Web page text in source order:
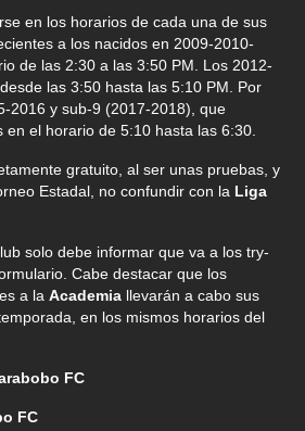
en los horarios de cada una de sus
a los nacidos en 2009-2010-
de las 2:30 a las 3:50 PM. Los 2012-
las 3:50 hasta las 5:10 PM. Por
2016 y sub-9 (2017-2018), que
en el horario de 5:10 hasta las 6:30.
gratuito, al ser unas pruebas, y
Estadal, no confundir con la Liga
solo debe informar que va a los try-
Cabe destacar que los
a la Academia llevarán a cabo sus
en los mismos horarios del
FC
FC